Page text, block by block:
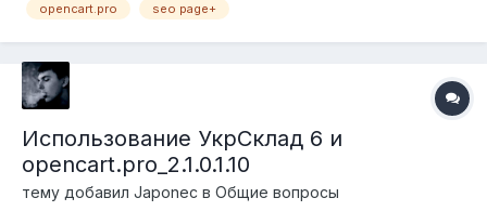
opencart.pro seo page+
Использование УкрСклад 6 и
opencart.pro_2.1.0.1.10
тему добавил Japonec в Общие вопросы